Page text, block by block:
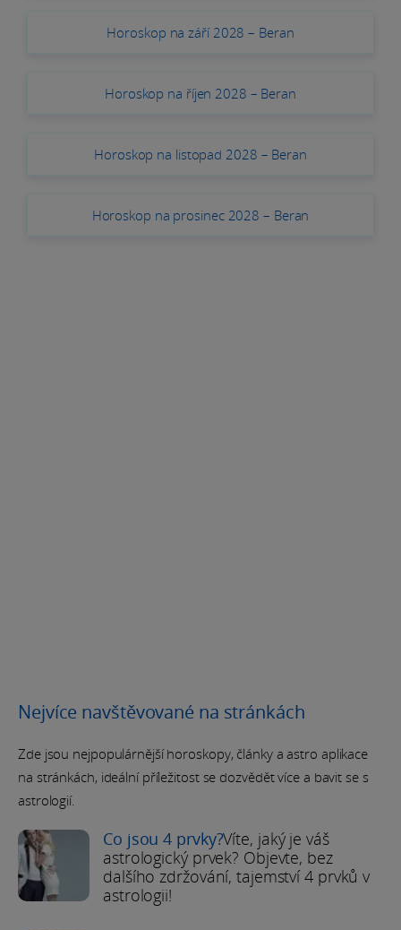
Horoskop na září 2028 – Beran
Horoskop na říjen 2028 – Beran
Horoskop na listopad 2028 – Beran
Horoskop na prosinec 2028 – Beran
Nejvíce navštěvované na stránkách
Zde jsou nejpopulárnější horoskopy, články a astro aplikace
na stránkách, ideální příležitost se dozvědět více a bavit se s
astrologií.
Co jsou 4 prvky?Víte, jaký je váš
astrologický prvek? Objevte, bez
dalšího zdržování, tajemství 4 prvků v
astrologii!